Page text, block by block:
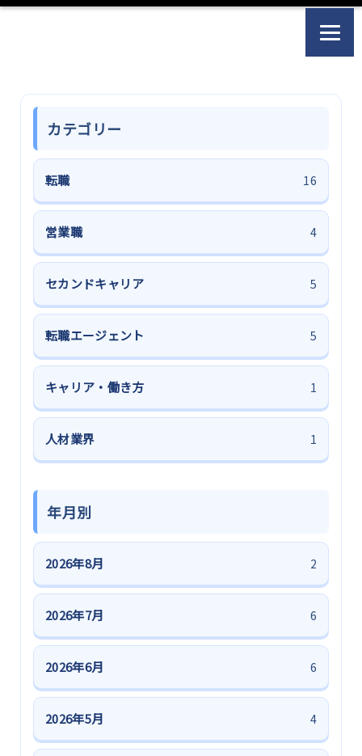
カテゴリー
転職 16
営業職 4
セカンドキャリア 5
転職エージェント 5
キャリア・働き方 1
人材業界 1
年月別
2026年8月 2
2026年7月 6
2026年6月 6
2026年5月 4